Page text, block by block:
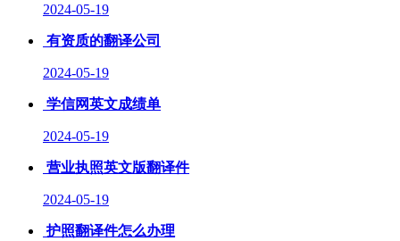
2024-05-19
有资质的翻译公司
2024-05-19
学信网英文成绩单
2024-05-19
营业执照英文版翻译件
2024-05-19
护照翻译件怎么办理